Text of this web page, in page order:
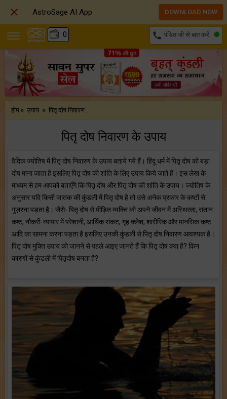
0 call पंडित जी से बात करें
होम » उपाय » पितृ दोष निवारण..
पितृ दोष निवारण के उपाय
वैदिक ज्योतिष में पितृ दोष निवारण के उपाय बताये गये हैं। हिंदू धर्म में पितृ दोष को बड़ा
दोष माना जाता है इसलिए पितृ दोष की शांति के लिए उपाय किये जाते हैं। इस लेख के
माध्यम से हम आपको बताएँगे कि पितृ दोष और पितृ दोष की शांति के उपाय। ज्योतिष के
अनुसार यदि किसी जातक की कुंडली में पितृ दोष है तो उसे अनेक प्रकार के कष्टों से
गुज़रना पड़ता है। जैसे- पितृ दोष से पीड़ित व्यक्ति को अपने जीवन में अस्थिरता, संतान
कष्ट, नौकरी-व्यापार में परेशानी, आर्थिक संकट, गृह क्लेश, शारीरिक और मानसिक कष्ट
आदि का सामना करना पड़ता है इसलिए उनकी कुंडली से पितृ दोष निवारण आवश्यक है।
पितृ दोष मुक्ति उपाय को जानने से पहले आइए जानते हैं कि पितृ दोष क्या है? किन
कारणों से कुंडली में पितृदोष बनता है?
 AstroSage AI App DOWNLOAD NOW